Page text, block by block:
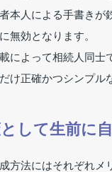
本人による手書き
無効となります。
によって相続人同
け正確かつシンプル
して生前に
方法にはそれぞれ